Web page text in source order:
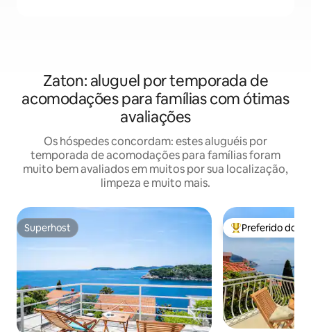
Zaton: aluguel por temporada de
acomodações para famílias com ótimas
avaliações
Os hóspedes concordam: estes aluguéis por
temporada de acomodações para famílias foram
muito bem avaliados em muitos por sua localização,
limpeza e muito mais.
Superhost
Superhost Entre os
Preferido dos